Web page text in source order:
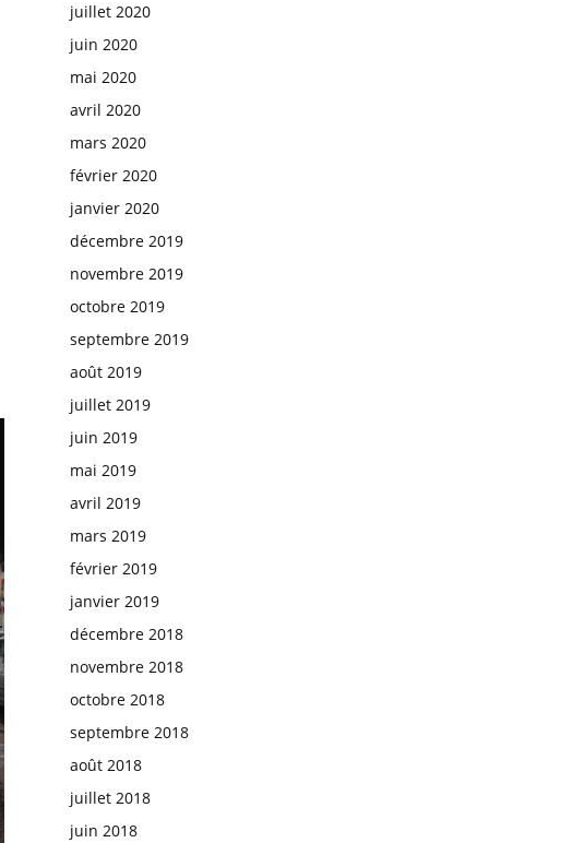
juillet 2020
juin 2020
mai 2020
avril 2020
mars 2020
février 2020
janvier 2020
décembre 2019
novembre 2019
octobre 2019
septembre 2019
août 2019
juillet 2019
juin 2019
mai 2019
avril 2019
mars 2019
février 2019
janvier 2019
décembre 2018
novembre 2018
octobre 2018
septembre 2018
août 2018
juillet 2018
juin 2018